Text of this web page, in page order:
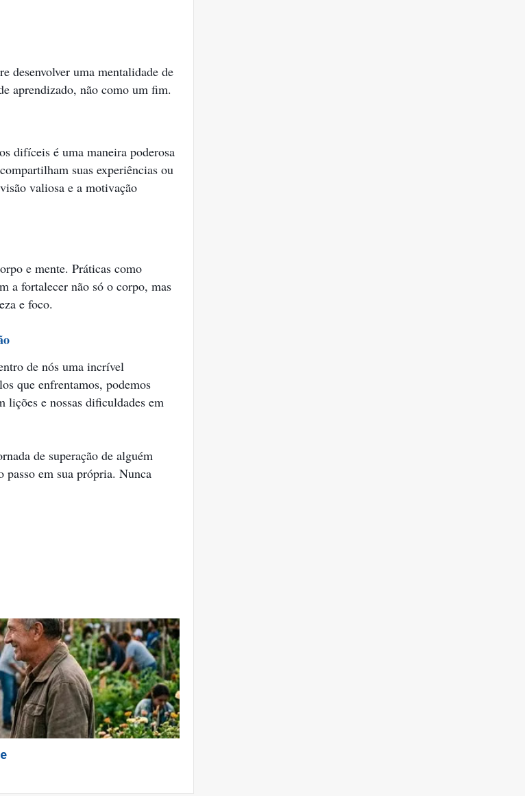
desenvolver uma mentalidade de
aprendizado, não como um fim.
difíceis é uma maneira poderosa
suas experiências ou
valiosa e a motivação
e mente. Práticas como
a fortalecer não só o corpo, mas
e foco.
de nós uma incrível
que enfrentamos, podemos
lições e nossas dificuldades em
de superação de alguém
passo em sua própria. Nunca